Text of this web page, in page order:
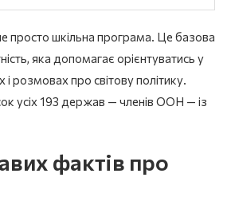
просто шкільна програма. Це базова
яка допомагає орієнтуватись у
розмовах про світову політику.
усіх 193 держав — членів ООН — із
фактів про